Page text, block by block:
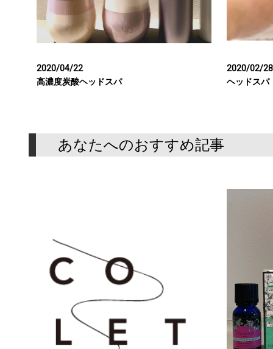
2020/04/22
高濃度炭酸ヘッドスパ
2020/02/28
ヘッドスパ
あなたへのおすすめ記事